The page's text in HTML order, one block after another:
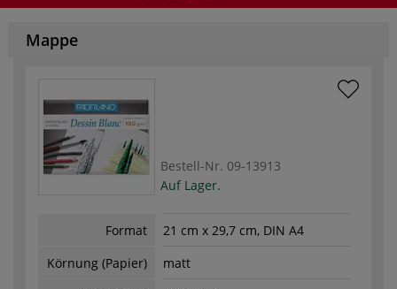
Mappe
Bestell-Nr. 09-13913
Auf Lager.
Format
21 cm x 29,7 cm, DIN A4
Körnung (Papier)
matt